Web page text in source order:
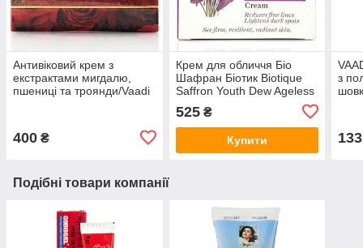
Антивіковий крем з
екстрактами мигдалю,
пшениці та троянди/Vaadi
400 ₴
Крем для обличчя Біо
Шафран Біотик Biotique
Saffron Youth Dew Ageless
Face&Body Cream 50 г від
зморшок
525₴
Купити
з
133
Подібні товари компанії